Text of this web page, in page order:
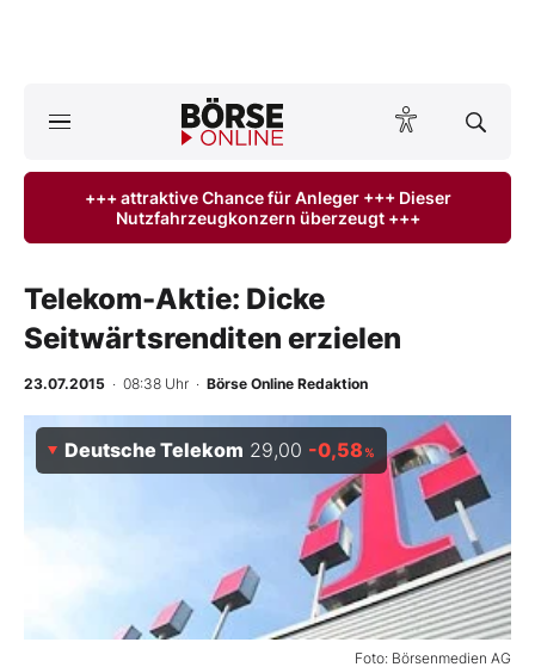
ktuelle Ausgabe BÖRSE ONLINE lesen
Finanz-Check
BO-Musterdepots
+++ attraktive Chance für Anleger +++ Dieser
Nutzfahrzeugkonzern überzeugt +++
Telekom-Aktie: Dicke
Seitwärtsrenditen erzielen
23.07.2015 · 08:38 Uhr · Börse Online Redaktion
Foto: Börsenmedien AG
Deutsche Telekom 29,00 -0,58%